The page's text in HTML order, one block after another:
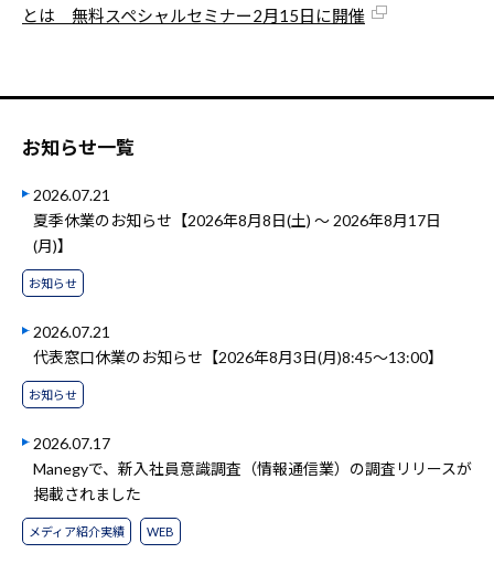
とは 無料スペシャルセミナー2月15日に開催
お知らせ一覧
2026.07.21
夏季休業のお知らせ【2026年8月8日(土) ～ 2026年8月17日
(月)】
お知らせ
2026.07.21
代表窓口休業のお知らせ【2026年8月3日(月)8:45～13:00】
お知らせ
2026.07.17
Manegyで、新入社員意識調査（情報通信業）の調査リリースが
掲載されました
メディア紹介実績 WEB